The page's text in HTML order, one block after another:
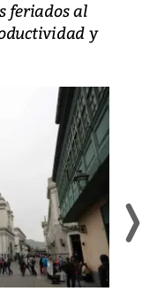
feriados al
y